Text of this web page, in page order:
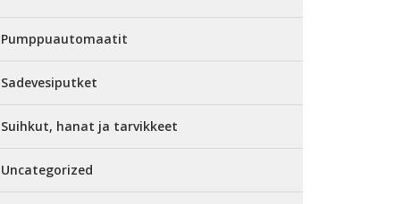
Pumppuautomaatit
Sadevesiputket
Suihkut, hanat ja tarvikkeet
Uncategorized